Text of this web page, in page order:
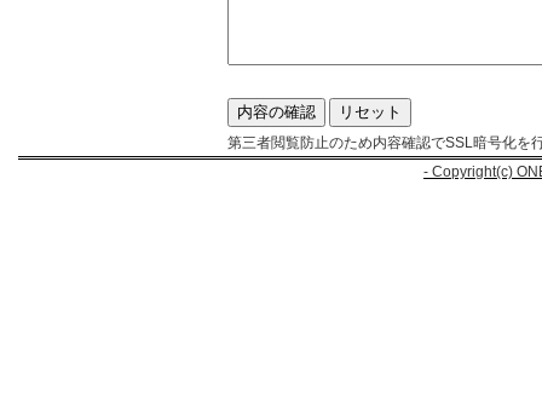
第三者閲覧防止のため内容確認でSSL暗号化を
- Copyright(c)